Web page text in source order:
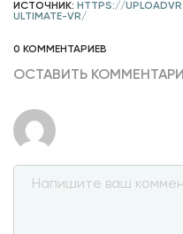
ИСТОЧНИК: HTTPS://
ULTIMATE-VR/
0 КОММЕНТАРИЕВ
ОСТАВИТЬ